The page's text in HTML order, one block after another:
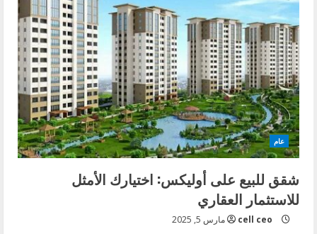
مثالي
لنجاح
عملك
عام
شقق للبيع على أوليكس: اختيارك الأمثل
للاستثمار العقاري
cell ceo مارس 5, 2025